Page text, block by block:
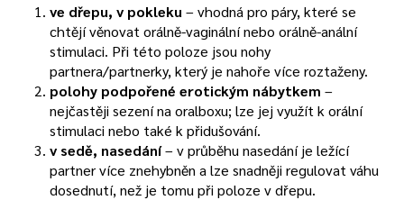
ve dřepu, v pokleku – vhodná pro páry, které se
chtějí věnovat orálně-vaginální nebo orálně-anální
stimulaci. Při této poloze jsou nohy
partnera/partnerky, který je nahoře více roztaženy.
polohy podpořené erotickým nábytkem –
nejčastěji sezení na oralboxu; lze jej využít k orální
stimulaci nebo také k přidušování.
v sedě, nasedání– v průběhu nasedání je ležící
partner více znehybněn a lze snadněji regulovat váhu
dosednutí, než je tomu při poloze v dřepu.